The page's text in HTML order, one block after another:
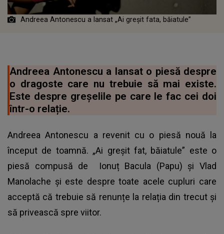
Andreea Antonescu a lansat „Ai greșit fata, băiatule”
Andreea Antonescu a lansat o piesă despre
o dragoste care nu trebuie să mai existe.
Este despre greșelile pe care le fac cei doi
într-o relație.
Andreea Antonescu a revenit cu o piesă nouă la
început de toamnă. „Ai greșit fat, băiatule” este o
piesă compusă de Ionuț Bacula (Papu) și Vlad
Manolache și este despre toate acele cupluri care
acceptă că trebuie să renunțe la relația din trecut și
să privească spre viitor.